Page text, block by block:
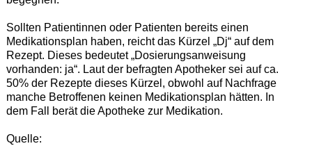
Sollten Patientinnen oder Patienten bereits einen
Medikationsplan haben, reicht das Kürzel „Dj“ auf dem
Rezept. Dieses bedeutet „Dosierungsanweisung
vorhanden: ja“. Laut der befragten Apotheker sei auf ca.
50% der Rezepte dieses Kürzel, obwohl auf Nachfrage
manche Betroffenen keinen Medikationsplan hätten. In
dem Fall berät die Apotheke zur Medikation.
Quelle: